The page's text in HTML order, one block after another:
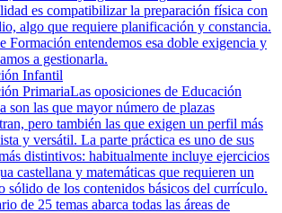
es compatibilizar la preparación física con
algo que requiere planificación y constancia.
Formación entendemos esa doble exigencia y
a gestionarla.
Infantil
PrimariaLas oposiciones de Educación
son las que mayor número de plazas
pero también las que exigen un perfil más
y versátil. La parte práctica es uno de sus
distintivos: habitualmente incluye ejercicios
castellana y matemáticas que requieren un
sólido de los contenidos básicos del currículo.
de 25 temas abarca todas las áreas de